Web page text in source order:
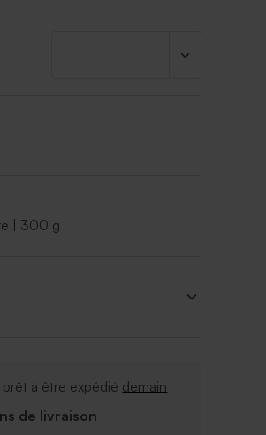
| 300 g
à être expédié demain
de livraison